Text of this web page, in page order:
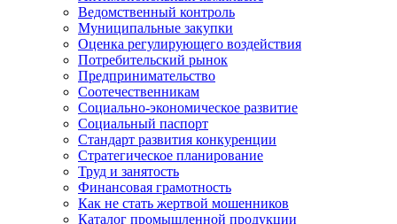
Ведомственный контроль
Муниципальные закупки
Оценка регулирующего воздействия
Потребительский рынок
Предпринимательство
Соотечественникам
Социально-экономическое развитие
Социальный паспорт
Стандарт развития конкуренции
Стратегическое планирование
Труд и занятость
Финансовая грамотность
Как не стать жертвой мошенников
Каталог промышленной продукции